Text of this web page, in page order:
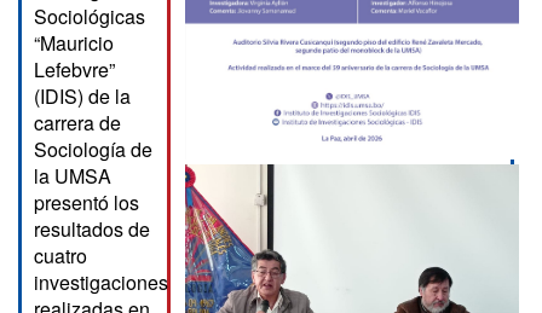
Sociológicas
“Mauricio
Lefebvre”
(IDIS) de la
carrera de
Sociología de
la UMSA
presentó los
resultados de
cuatro
investigaciones